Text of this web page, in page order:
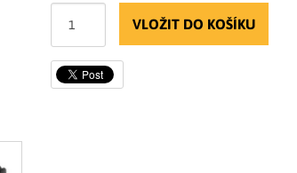
VLOŽIT DO KOŠÍKU